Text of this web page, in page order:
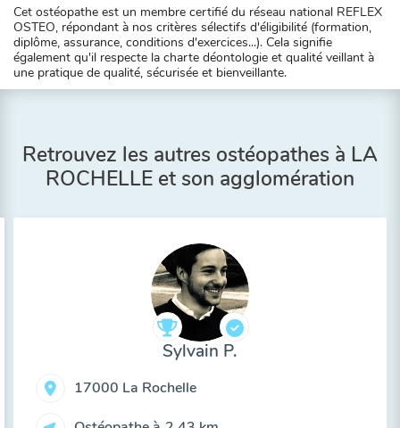
Cet ostéopathe est un membre certifié du réseau national REFLEX
OSTEO, répondant à nos critères sélectifs d'éligibilité (formation,
diplôme, assurance, conditions d'exercices...). Cela signifie
également qu'il respecte la charte déontologie et qualité veillant à
une pratique de qualité, sécurisée et bienveillante.
Retrouvez les autres ostéopathes à LA
ROCHELLE et son agglomération
Sylvain P.
17000 La Rochelle